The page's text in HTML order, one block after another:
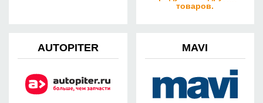
товаров.
AUTOPITER MAVI